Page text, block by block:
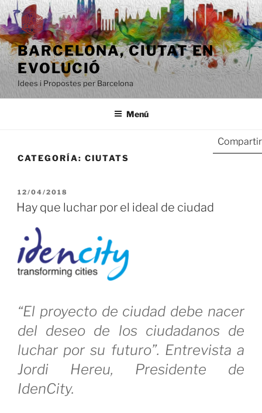
Saltar
al
contenido
BARCELONA, ​​CIUTAT EN
EVOLUCIÓ
Idees i Propostes per Barcelona
Menú
CATEGORÍA: CIUTATS
PUBLICADO
EL
12/04/2018
Hay que luchar por el ideal de ciudad
“El proyecto de ciudad debe nacer
del deseo de los ciudadanos de
luchar por su futuro”. Entrevista a
Jordi Hereu, Presidente de
IdenCity.
Compartir